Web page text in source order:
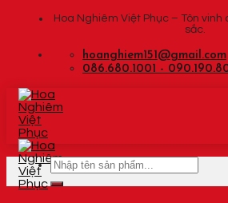
Hoa Nghiêm Việt Phục – Tôn vinh
sắc.
hoanghiem151@gmail.com
086.680.1001 -
Tìm
kiếm: